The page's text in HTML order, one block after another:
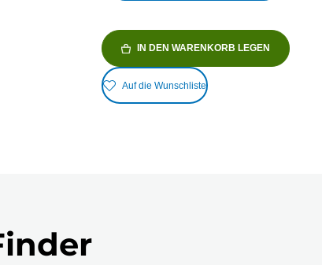
IN DEN WARENKORB LEGEN
Auf die Wunschliste